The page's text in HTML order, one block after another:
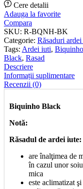
Cere detalii
Adauga la favorite
Compara
SKU: R-BQNH-BK
Categorie: Răsaduri
Tags: Ardei iuti,
Black, Rasad
Descriere
Informații suplimentare
Recenzii (0)
Biquinho Black
Notă:
Răsadul de ardei iute:
are înalţimea de
în cazul unor
mica
este aclimatizat